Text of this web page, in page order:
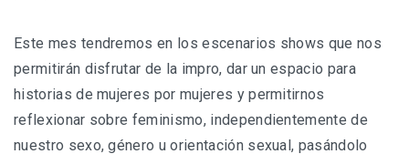
Este mes tendremos en los escenarios shows que nos
permitirán disfrutar de la impro, dar un espacio para
historias de mujeres por mujeres y permitirnos
reflexionar sobre feminismo, independientemente de
nuestro sexo, género u orientación sexual, pasándolo